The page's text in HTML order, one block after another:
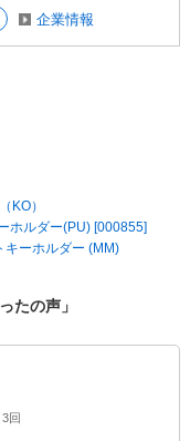
しての送料適用となりま
の納期を含んだご発注
データを分割対応させて
き対応致します。
いた場合→受注データは分
3月上旬分と併せて出荷対
納期分は2月上旬出荷対
合→受注データは分割せず
りますので、大変恐縮で
い申し上げます。
企業情報
KO）
ホルダー(PU) [000855]
キーホルダー (MM)
たの声」
3回